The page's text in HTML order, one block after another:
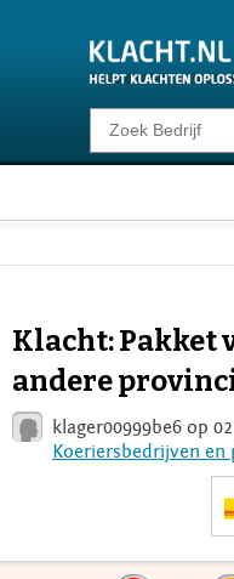
Klacht melden
Voor Bedrijven
Login
Klacht: Pakket
andere
klager00999be6 op
Koeriersbedrijven en